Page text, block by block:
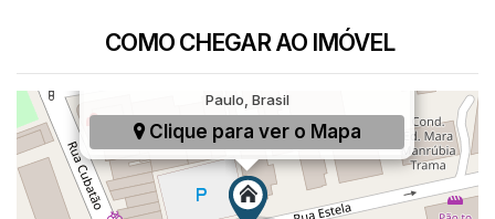
COMO CHEGAR AO IMÓVEL
Rua Estela, 135, Vila Mariana, São Paulo, São
Paulo, Brasil
Clique para ver o Mapa